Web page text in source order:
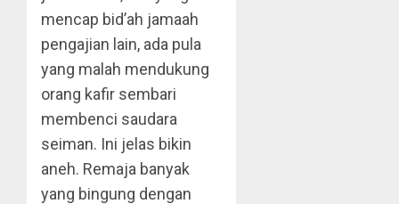
mencap bid’ah jamaah
pengajian lain, ada pula
yang malah mendukung
orang kafir sembari
membenci saudara
seiman. Ini jelas bikin
aneh. Remaja banyak
yang bingung dengan